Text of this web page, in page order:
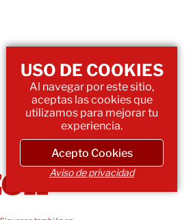
USO DE COOKIES
Al navegar por este sitio,
aceptas las cookies que
utilizamos para mejorar tu
experiencia.
Acepto Cookies
Aviso de privacidad